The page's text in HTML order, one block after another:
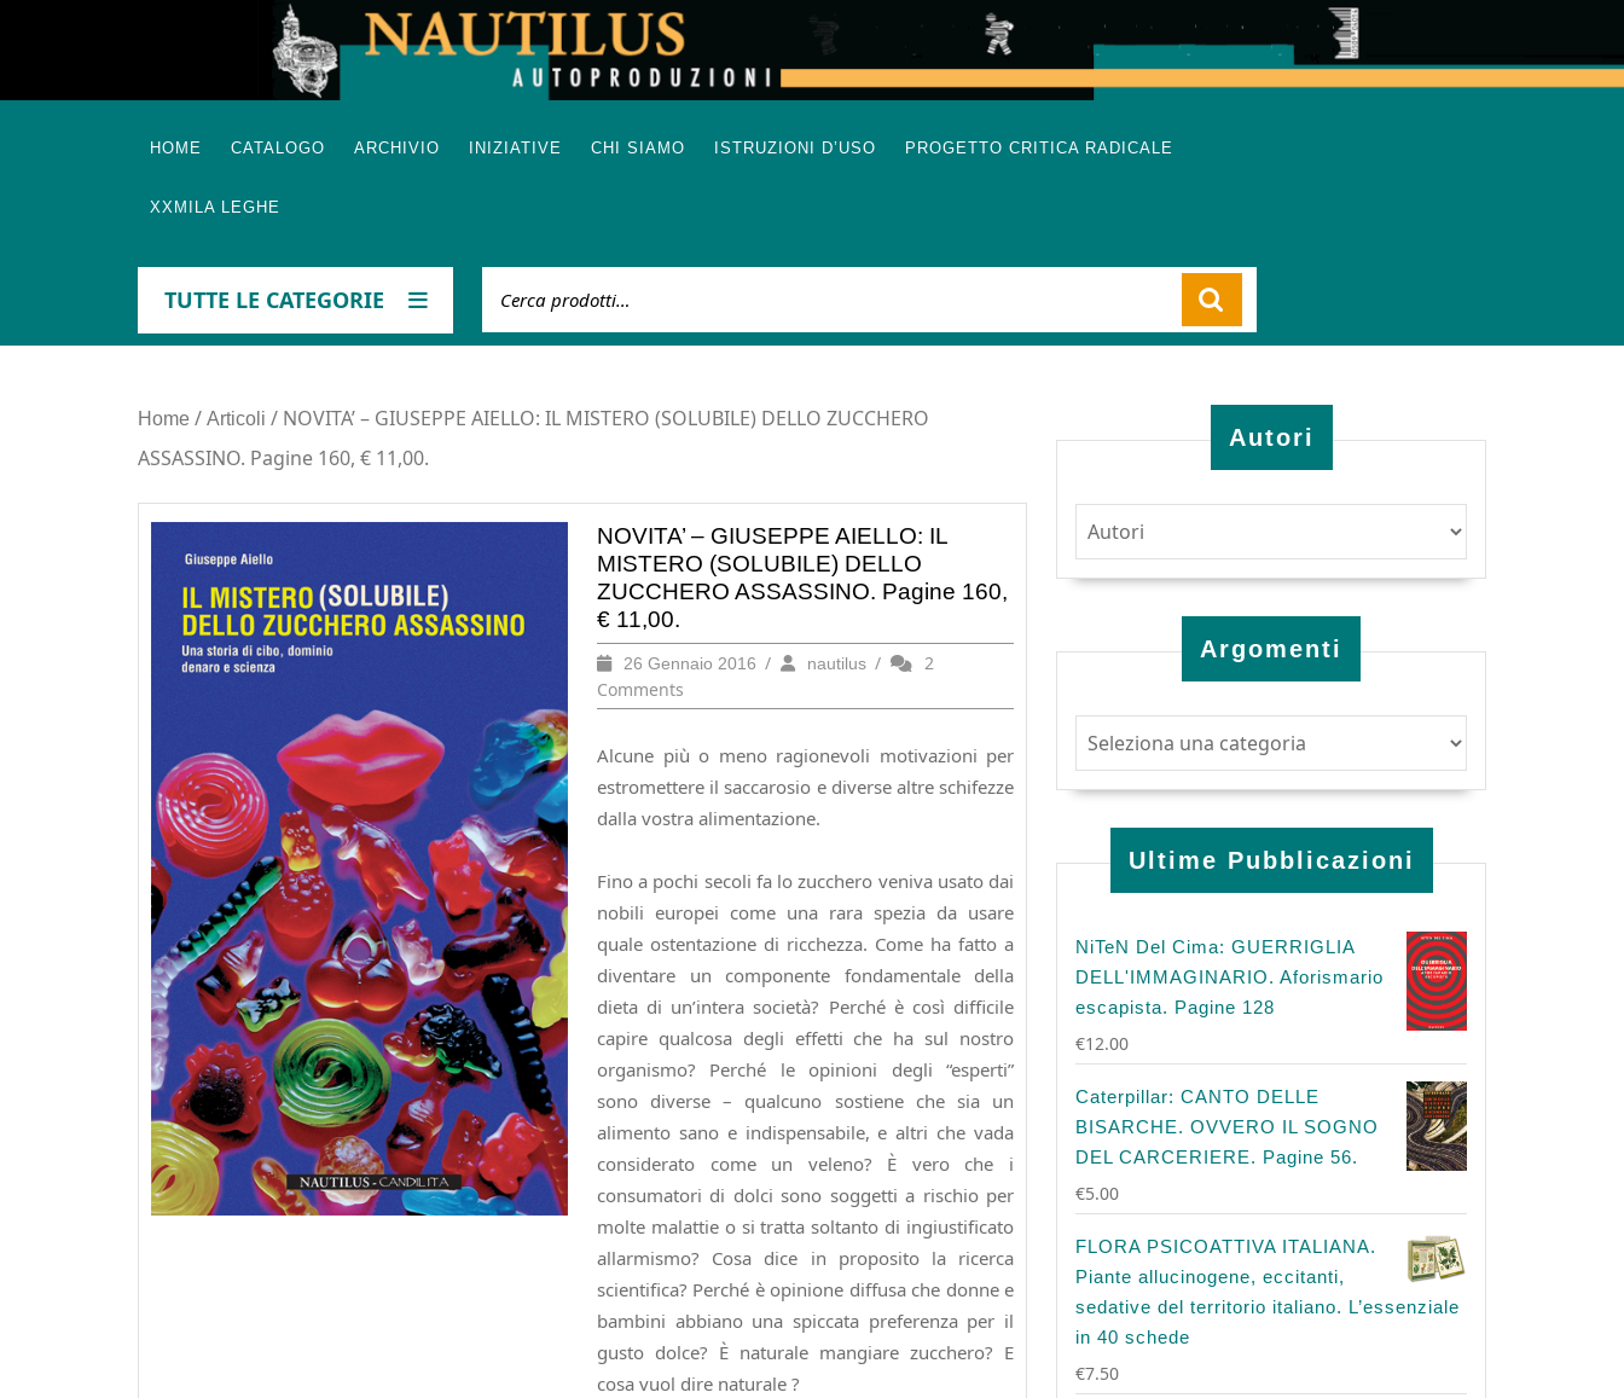
HOME CATALOGO ARCHIVIO INIZIATIVE CHI SIAMO ISTRUZIONI D’USO PROGETTO CRITICA RADICALE
XXMILA LEGHE
TUTTE LE CATEGORIE
Home / Articoli / NOVITA’ – GIUSEPPE AIELLO: IL MISTERO (SOLUBILE) DELLO ZUCCHERO
ASSASSINO. Pagine 160, € 11,00.
NOVITA’ – GIUSEPPE AIELLO: IL
MISTERO (SOLUBILE) DELLO
ZUCCHERO ASSASSINO. Pagine 160,
€ 11,00.
26 Gennaio 2016 26
2016
/ nautilusnautilus
/
2
Comments
Alcune più o meno ragionevoli motivazioni per
estromettere il saccarosio e diverse altre schifezze
dalla vostra alimentazione.
Fino a pochi secoli fa lo zucchero veniva usato dai
nobili europei come una rara spezia da usare
quale ostentazione di ricchezza. Come ha fatto a
diventare un componente fondamentale della
dieta di un’intera società? Perché è così difficile
capire qualcosa degli effetti che ha sul nostro
organismo? Perché le opinioni degli “esperti”
sono diverse – qualcuno sostiene che sia un
alimento sano e indispensabile, e altri che vada
considerato come un veleno? È vero che i
consumatori di dolci sono soggetti a rischio per
molte malattie o si tratta soltanto di ingiustificato
allarmismo? Cosa dice in proposito la ricerca
scientifica? Perché è opinione diffusa che donne e
bambini abbiano una spiccata preferenza per il
gusto dolce? È naturale mangiare zucchero? E
cosa vuol dire naturale ?
Autori
Argomenti
Ultime Pubblicazioni
NiTeN Del Cima: GUERRIGLIA
DELL'IMMAGINARIO. Aforismario
escapista. Pagine 128
€12.00
Caterpillar: CANTO DELLE
BISARCHE. OVVERO IL SOGNO
DEL CARCERIERE. Pagine 56.
€5.00
FLORA PSICOATTIVA ITALIANA.
Piante allucinogene, eccitanti,
sedative del territorio italiano. L’essenziale
in 40 schede
€7.50